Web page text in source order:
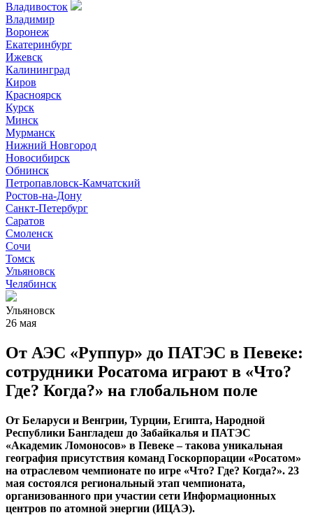
Владивосток
Владимир
Воронеж
Екатеринбург
Ижевск
Калининград
Киров
Красноярск
Курск
Минск
Мурманск
Нижний Новгород
Новосибирск
Обнинск
Петропавловск-Камчатский
Ростов-на-Дону
Санкт-Петербург
Саратов
Смоленск
Сочи
Томск
Ульяновск
Челябинск
Ульяновск
26 мая
От АЭС «Руппур» до ПАТЭС в Певеке:
сотрудники Росатома играют в «Что?
Где? Когда?» на глобальном поле
От Беларуси и Венгрии, Турции, Египта, Народной
Республики Бангладеш до Забайкалья и ПАТЭС
«Академик Ломоносов» в Певеке – такова уникальная
география присутствия команд Госкорпорации «Росатом»
на отраслевом чемпионате по игре «Что? Где? Когда?». 23
мая состоялся региональный этап чемпионата,
организованного при участии сети Информационных
центров по атомной энергии (ИЦАЭ).